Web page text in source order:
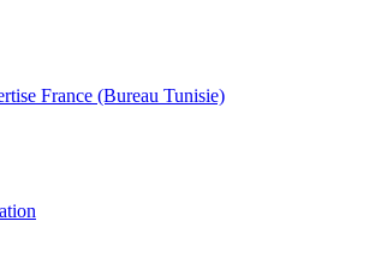
France (Bureau Tunisie)